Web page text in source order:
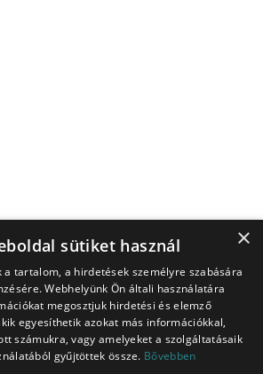
×
sütiket használ
a tartalom, a hirdetések személyre szabására
Webhelyünk Ön általi használatára
megosztjuk hirdetési és elemző
egyesíthetik azokat más információkkal,
számukra, vagy amelyeket a szolgáltatásaik
gyűjtöttek össze. Bővebben